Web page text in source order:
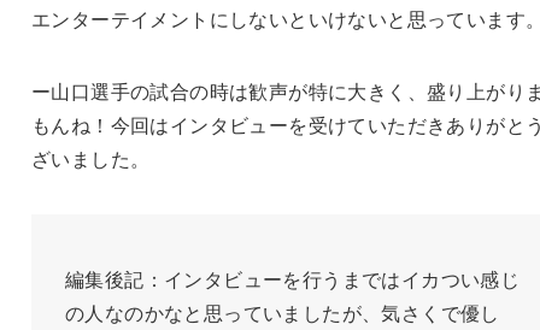
エンターテイメントにしないといけないと思っています
ー山口選手の試合の時は歓声が特に大きく、盛り上がり
もんね！今回はインタビューを受けていただきありがと
ざいました。
編集後記：インタビューを行うまではイカつい感じ
の人なのかなと思っていましたが、気さくで優し